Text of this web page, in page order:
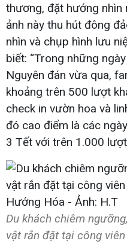
thương, đặt hướng nhìn
ảnh này thu hút đông
nhìn và chụp hình lưu
biết: “Trong những
Nguyên đán vừa qua,
khoảng trên 500 lượt
check in vườn hoa và
đó cao điểm là các
3 Tết với trên 1.000 lượt
Du khách chiêm
vật rắn đặt tại công